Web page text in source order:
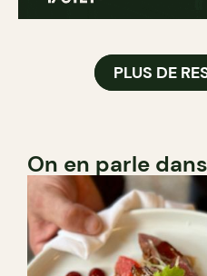
PLUS DE
On en parle dans